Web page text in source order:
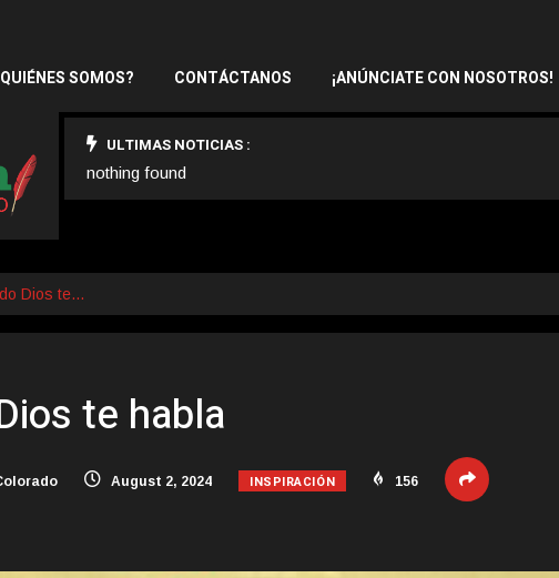
SOMOS? CONTÁCTANOS ¡ANÚNCIATE CON NOSOTROS!
ULTIMAS NOTICIAS :
nothing found
Dios te…
te habla
August 2, 2024 INSPIRACIÓN 156